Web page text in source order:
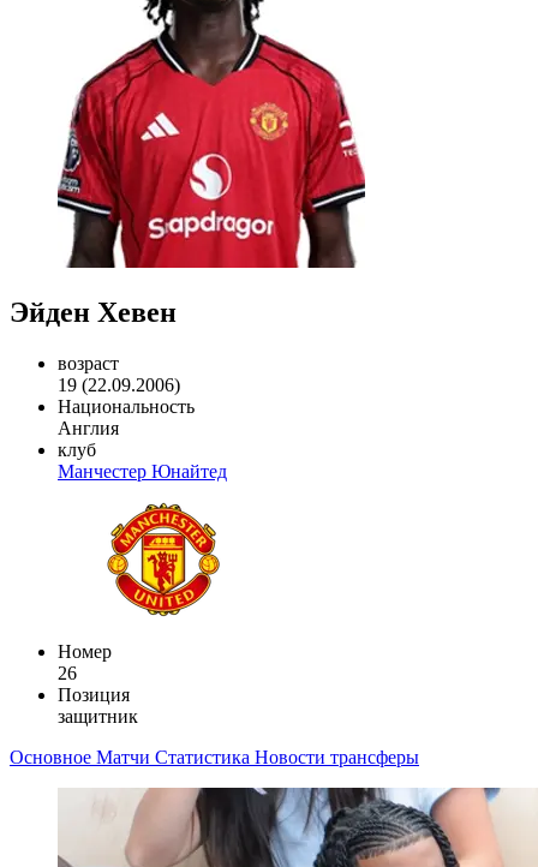
Эйден Хевен
возраст
19 (22.09.2006)
Национальность
Англия
клуб
Манчестер Юнайтед
Номер
26
Позиция
защитник
Основное Матчи Статистика Новости трансферы